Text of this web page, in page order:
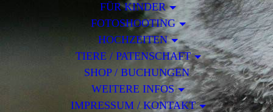
FÜR KINDER
FOTOSHOOTING
HOCHZEITEN
TIERE / PATENSCHAFT
SHOP / BUCHUNGEN
WEITERE INFOS
IMPRESSUM / KONTAKT